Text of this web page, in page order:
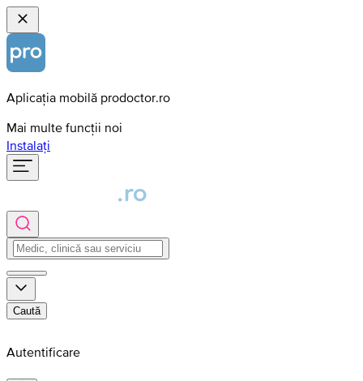
Aplicația mobilă prodoctor.ro
Mai multe funcții noi
Instalați
Caută
Autentificare